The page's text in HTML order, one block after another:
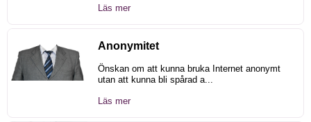
Läs mer
Anonymitet
Önskan om att kunna bruka Internet anonymt
utan att kunna bli spårad a...
Läs mer